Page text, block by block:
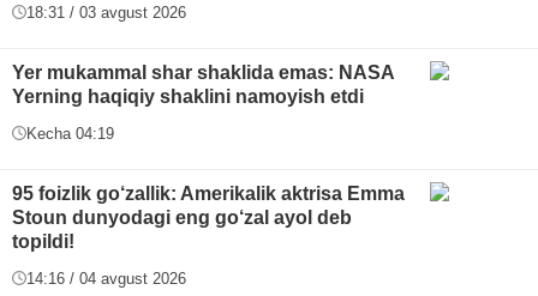
18:31 / 03 avgust 2026
Yer mukammal shar shaklida emas: NASA
Yerning haqiqiy shaklini namoyish etdi
Kecha 04:19
95 foizlik go‘zallik: Amerikalik aktrisa Emma
Stoun dunyodagi eng go‘zal ayol deb
topildi!
14:16 / 04 avgust 2026